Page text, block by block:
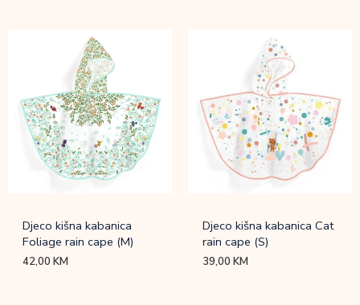
Djeco kišna kabanica
Foliage rain cape (M)
42,00KM
Djeco kišna kabanica Cat
rain cape (S)
39,00KM